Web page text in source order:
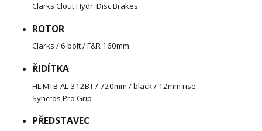
Clarks Clout Hydr. Disc Brakes
ROTOR
Clarks / 6 bolt / F&R 160mm
ŘIDÍTKA
HL MTB-AL-312BT / 720mm / black / 12mm rise
Syncros Pro Grip
PŘEDSTAVEC